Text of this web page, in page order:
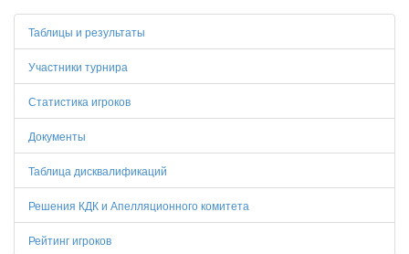
Таблицы и результаты
Участники турнира
Статистика игроков
Документы
Таблица дисквалификаций
Решения КДК и Апелляционного комитета
Рейтинг игроков